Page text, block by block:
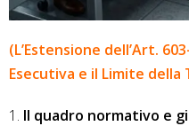
(L’Estensione dell’Art.
Esecutiva e il Limite della
1. Il quadro normativo e